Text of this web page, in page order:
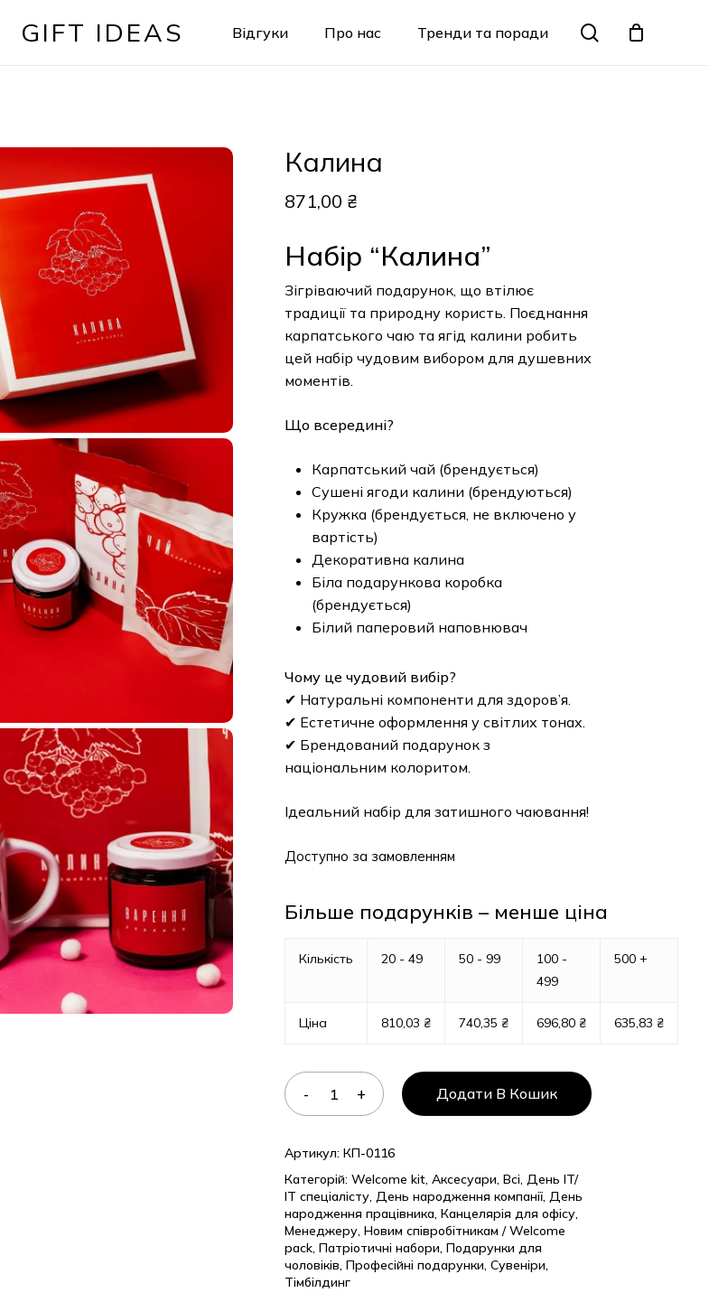
GIFT IDEAS Відгуки Про нас Тренди та поради search
Кошик
Калина
871,00 ₴
Набір “Калина”
Зігріваючий подарунок, що втілює
традиції та природну користь. Поєднання
карпатського чаю та ягід калини робить
цей набір чудовим вибором для душевних
моментів.
Що всередині?
Карпатський чай (брендується)
Сушені ягоди калини (брендуються)
Кружка (брендується, не включено у
вартість)
Декоративна калина
Біла подарункова коробка
(брендується)
Білий паперовий наповнювач
Чому це чудовий вибір?
✔ Натуральні компоненти для здоров’я.
✔ Естетичне оформлення у світлих тонах.
✔ Брендований подарунок з
національним колоритом.
Ідеальний набір для затишного чаювання!
Доступно за замовленням
Більше подарунків – менше ціна
Кількість 20 - 49 50 - 99
100 -
499
500 +
Ціна 810,03 ₴ 740,35 ₴ 696,80 ₴ 635,83 ₴
Додати В Кошик
Артикул: КП-0116
Категорій: Welcome kit, Аксесуари, Всі, День IT/
IT спеціалісту, День народження компанії, День
народження працівника, Канцелярія для офісу,
Менеджеру, Новим співробітникам / Welcome
pack, Патріотичні набори, Подарунки для
чоловіків, Професійні подарунки, Сувеніри,
Тімбілдинг